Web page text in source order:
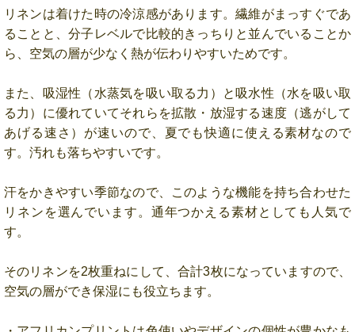
リネンは着けた時の冷涼感があります。繊維がまっすぐであ
ることと、分子レベルで比較的きっちりと並んでいることか
ら、空気の層が少なく熱が伝わりやすいためです。
また、吸湿性（水蒸気を吸い取る力）と吸水性（水を吸い取
る力）に優れていてそれらを拡散・放湿する速度（逃がして
あげる速さ）が速いので、夏でも快適に使える素材なので
す。汚れも落ちやすいです。
汗をかきやすい季節なので、このような機能を持ち合わせた
リネンを選んでいます。通年つかえる素材としても人気で
す。
そのリネンを2枚重ねにして、合計3枚になっていますので、
空気の層ができ保湿にも役立ちます。